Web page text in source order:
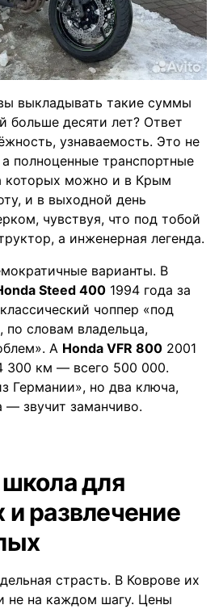
выкладывать такие суммы
больше десяти лет? Ответ
узнаваемость. Это не
а полноценные транспортные
которых можно и в Крым
и в выходной день
чувствуя, что под тобой
а инженерная легенда.
варианты. В
Steed 400 1994 года за
чоппер «под
по словам владельца,
А Honda VFR 800 2001
300 км — всего 500 000.
Германии», но два ключа,
— звучит заманчиво.
для
и развлечение
страсть. В Коврове их
не на каждом шагу. Цены